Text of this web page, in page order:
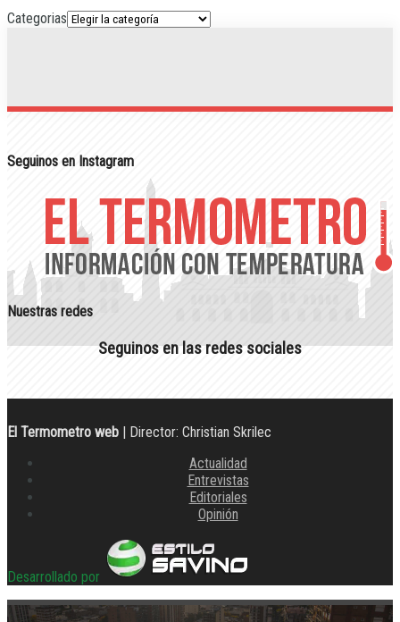
Categorias
Seguinos en Instagram
Nuestras redes
Seguinos en las redes sociales
El Termometro web | Director: Christian Skrilec
Actualidad
Entrevistas
Editoriales
Opinión
Desarrollado por